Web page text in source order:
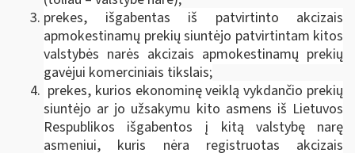
prekes, išgabentas iš patvirtinto akcizais
apmokestinamų prekių siuntėjo patvirtintam kitos
valstybės narės akcizais apmokestinamų prekių
gavėjui komerciniais tikslais;
prekes, kurios ekonominę veiklą vykdančio prekių
siuntėjo ar jo užsakymu kito asmens iš Lietuvos
Respublikos išgabentos į kitą valstybę narę
asmeniui, kuris nėra registruotas akcizais